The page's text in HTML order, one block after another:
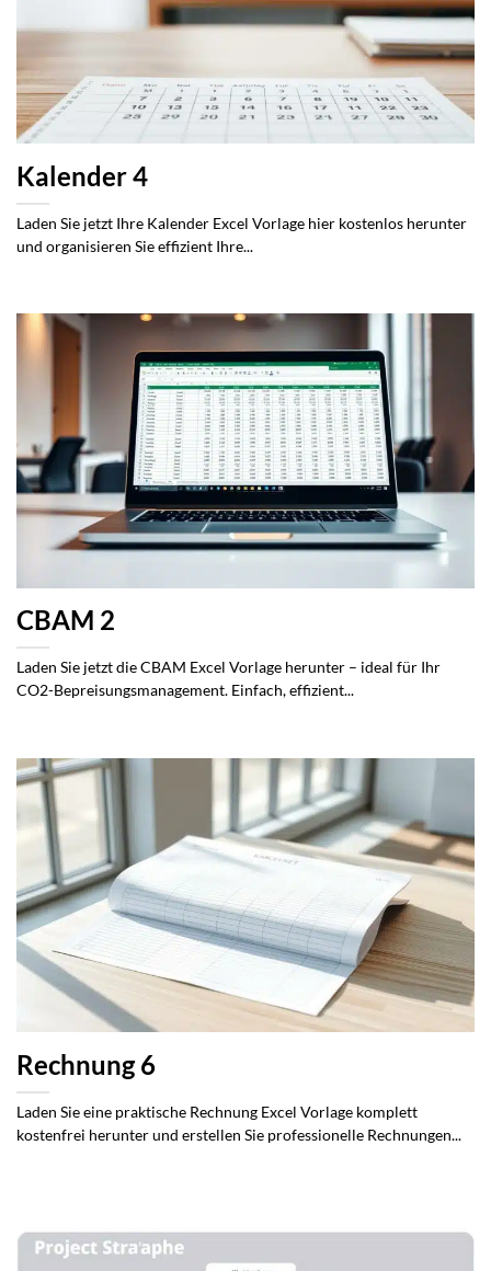
Kalender 4
Laden Sie jetzt Ihre Kalender Excel Vorlage hier kostenlos herunter
und organisieren Sie effizient Ihre...
CBAM 2
Laden Sie jetzt die CBAM Excel Vorlage herunter – ideal für Ihr
CO2-Bepreisungsmanagement. Einfach, effizient...
Rechnung 6
Laden Sie eine praktische Rechnung Excel Vorlage komplett
kostenfrei herunter und erstellen Sie professionelle Rechnungen...